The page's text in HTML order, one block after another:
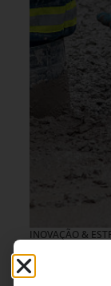
INOVAÇÃO &
construir
A construção